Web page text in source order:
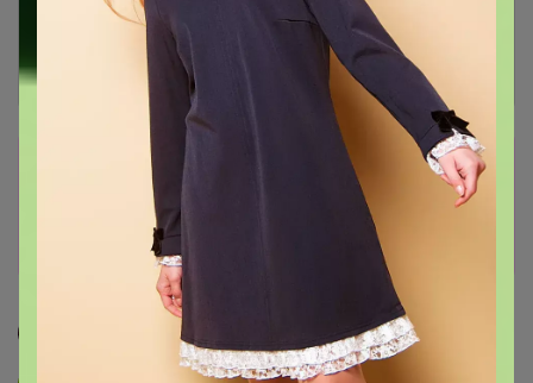
Сбор заказов в данной закупке
завершен
Перейти к текущей закупке